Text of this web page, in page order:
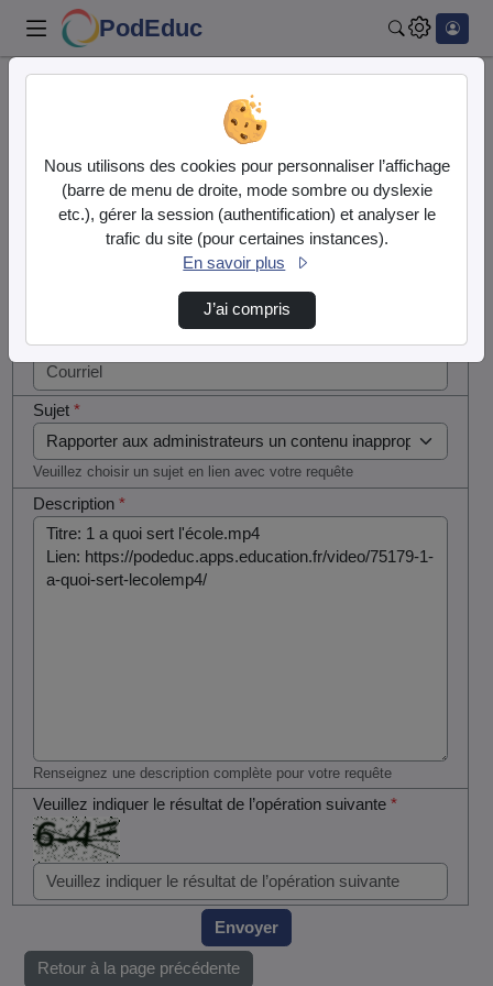
PodEduc
Contactez nous
Votre message
Courriel*
Sujet*
Veuillez choisir un sujet en lien avec votre requête
Description*
Renseignez une description complète pour votre requête
Veuillez indiquer le résultat de l’opération suivante*
si vous
êtes un
humain en
Envoyer
Retour à la page précédente
Nous utilisons des cookies pour personnaliser l’affichage
(barre de menu de droite, mode sombre ou dyslexie
etc.), gérer la session (authentification) et analyser le
trafic du site (pour certaines instances).
En savoir plus
J’ai compris